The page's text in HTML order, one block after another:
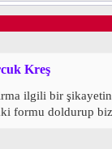
Kreş
ilgili bir
formu doldurup